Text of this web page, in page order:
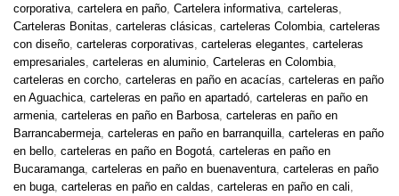
corporativa cartelera en paño Cartelera informativa carteleras
Carteleras Bonitas carteleras clásicas carteleras Colombia carteleras
con diseño carteleras corporativas carteleras elegantes carteleras
empresariales carteleras en aluminio Carteleras en Colombia
carteleras en corcho carteleras en paño en acacías carteleras en paño
en Aguachica carteleras en paño en apartadó carteleras en paño en
armenia carteleras en paño en Barbosa carteleras en paño en
Barrancabermeja carteleras en paño en barranquilla carteleras en paño
en bello carteleras en paño en Bogotá carteleras en paño en
Bucaramanga carteleras en paño en buenaventura carteleras en paño
en buga carteleras en paño en caldas carteleras en paño en cali